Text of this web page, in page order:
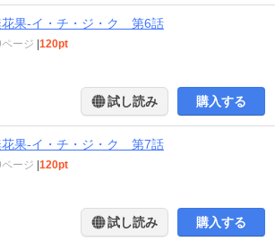
花果-イ・チ・ジ・ク 第6話
ージ 120pt
試し読み 購入する
花果-イ・チ・ジ・ク 第7話
ージ 120pt
試し読み 購入する